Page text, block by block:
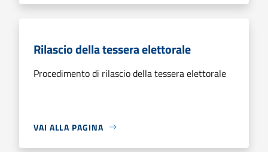
Rilascio della tessera elettorale
Procedimento di rilascio della tessera elettorale
VAI ALLA PAGINA